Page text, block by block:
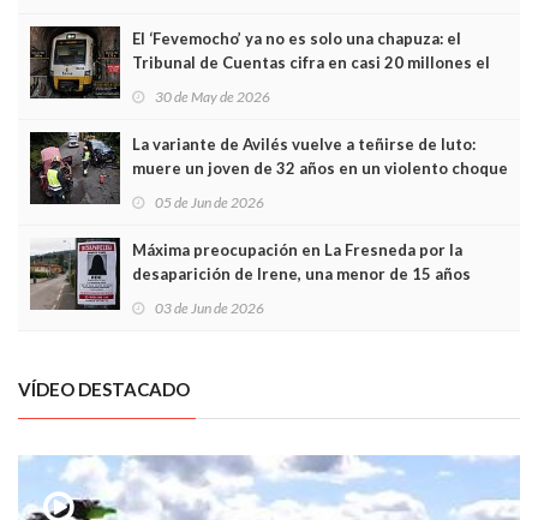
El ‘Fevemocho’ ya no es solo una chapuza: el
Tribunal de Cuentas cifra en casi 20 millones el
sobrecoste de los trenes que no cabían por los
30 de May de 2026
La variante de Avilés vuelve a teñirse de luto:
muere un joven de 32 años en un violento choque
frontal
05 de Jun de 2026
Máxima preocupación en La Fresneda por la
desaparición de Irene, una menor de 15 años
03 de Jun de 2026
VÍDEO DESTACADO